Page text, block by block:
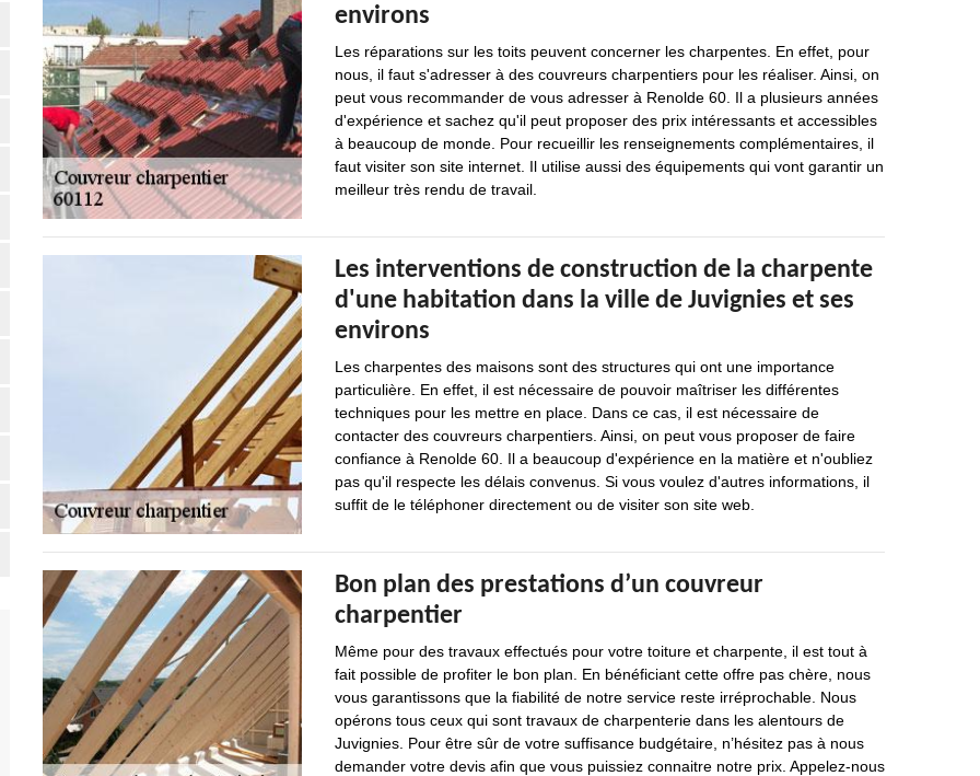
environs
Les réparations sur les toits peuvent concerner les charpentes. En effet, pour
nous, il faut s'adresser à des couvreurs charpentiers pour les réaliser. Ainsi, on
peut vous recommander de vous adresser à Renolde 60. Il a plusieurs années
d'expérience et sachez qu'il peut proposer des prix intéressants et accessibles
à beaucoup de monde. Pour recueillir les renseignements complémentaires, il
faut visiter son site internet. Il utilise aussi des équipements qui vont garantir un
meilleur très rendu de travail.
Les interventions de construction de la charpente
d'une habitation dans la ville de Juvignies et ses
environs
Les charpentes des maisons sont des structures qui ont une importance
particulière. En effet, il est nécessaire de pouvoir maîtriser les différentes
techniques pour les mettre en place. Dans ce cas, il est nécessaire de
contacter des couvreurs charpentiers. Ainsi, on peut vous proposer de faire
confiance à Renolde 60. Il a beaucoup d'expérience en la matière et n'oubliez
pas qu'il respecte les délais convenus. Si vous voulez d'autres informations, il
suffit de le téléphoner directement ou de visiter son site web.
Bon plan des prestations d’un couvreur
charpentier
Même pour des travaux effectués pour votre toiture et charpente, il est tout à
fait possible de profiter le bon plan. En bénéficiant cette offre pas chère, nous
vous garantissons que la fiabilité de notre service reste irréprochable. Nous
opérons tous ceux qui sont travaux de charpenterie dans les alentours de
Juvignies. Pour être sûr de votre suffisance budgétaire, n’hésitez pas à nous
demander votre devis afin que vous puissiez connaitre notre prix. Appelez-nous